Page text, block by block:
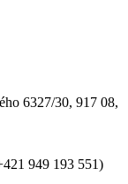
6327/30, 917 08,
949 193 551)